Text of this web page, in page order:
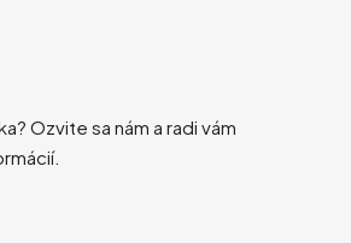
Ozvite sa nám a radi vám